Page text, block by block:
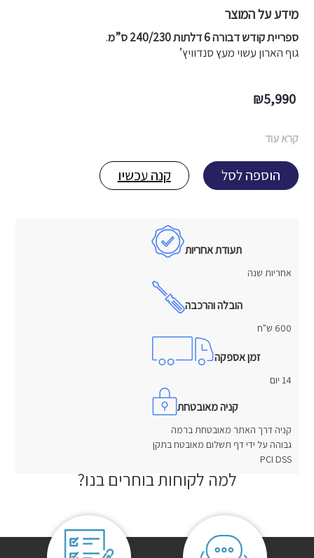
מידע על המוצר
ספריית קודש דבורה 6 דלתות 240/230 ס”מ
.
גוף הארון עשוי מעץ סנדוויץ’
5,990
₪
קרא עוד
הוספה לסל קנה עכשיו
תעודת אחריות
אחריות שנה
הובלה והרכבה
600 ש"ח
זמן אספקה
14 יום
קניה מאובטחת
קניה דרך האתר מאובטחת ברמה
גבוהה על ידי דף תשלום מאובטח בתקן
PCI DSS
אין עדיין חוות דעת.
למה לקוחות בוחרים בנו?